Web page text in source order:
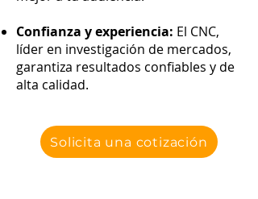
Confianza y experiencia: El CNC,
líder en investigación de mercados,
garantiza resultados confiables y de
alta calidad.
Solicita una cotización